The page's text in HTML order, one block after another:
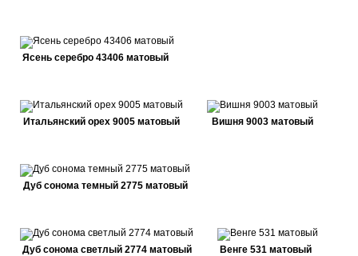
Ясень серебро 43406 матовый
Итальянский орех 9005 матовый Вишня 9003 матовый
Дуб сонома темный 2775 матовый
Дуб сонома светлый 2774 матовый Венге 531 матовый